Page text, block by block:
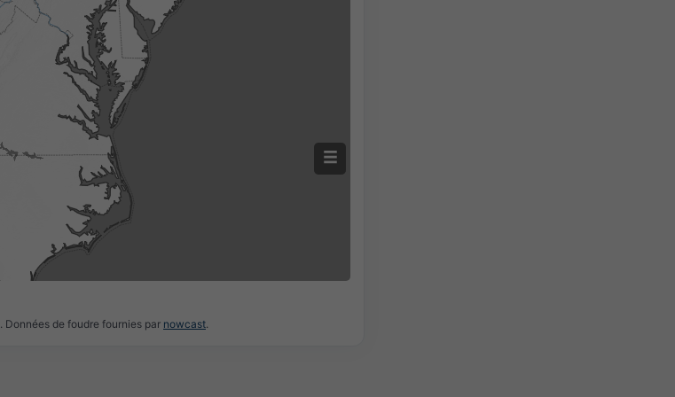
. Données de foudre fournies par nowcast.